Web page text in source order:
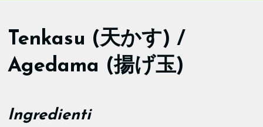
Tenkasu (天かす) /
Agedama (揚げ玉)
Ingredienti